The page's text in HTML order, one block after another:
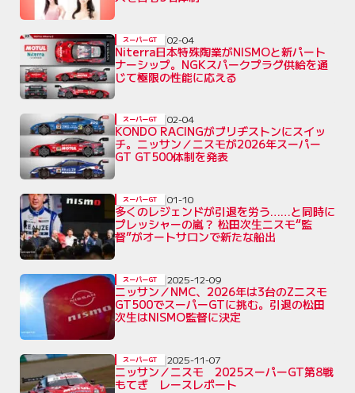
Niterra日本特殊陶業がNISMOと新パート
ナーシップ。NGKスパークプラグ供給を通
じて極限の性能に応える
スーパーGT 02-04
KONDO RACINGがブリヂストンにスイッ
チ。ニッサン／ニスモが2026年スーパー
GT GT500体制を発表
スーパーGT 02-04
多くのレジェンドが引退を労う……と同時に
プレッシャーの嵐？ 松田次生ニスモ“監
督”がオートサロンで新たな船出
スーパーGT 01-10
ニッサン／NMC、2026年は3台のZニスモ
GT500でスーパーGTに挑む。引退の松田
次生はNISMO監督に決定
スーパーGT 2025-12-09
ニッサン／ニスモ 2025スーパーGT第8戦
もてぎ レースレポート
スーパーGT 2025-11-07